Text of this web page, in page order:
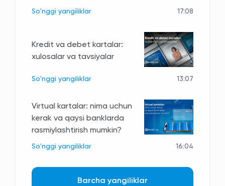
So'nggi yangiliklar 17:08
Kredit va debet kartalar:
xulosalar va tavsiyalar
So'nggi yangiliklar 13:07
Virtual kartalar: nima uchun
kerak va qaysi banklarda
rasmiylashtirish mumkin?
So'nggi yangiliklar 16:04
Barcha yangiliklar